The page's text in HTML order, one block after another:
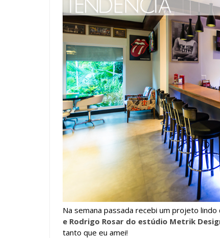
Na semana passada recebi um projeto
e Rodrigo Rosar do estúdio Metrik
tanto que eu amei!